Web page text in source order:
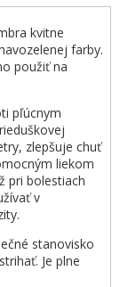
kvitne
farby.
použiť na
pľúcnym
zlepšuje chuť
liekom
pri bolestiach
v
stanovisko
Je plne